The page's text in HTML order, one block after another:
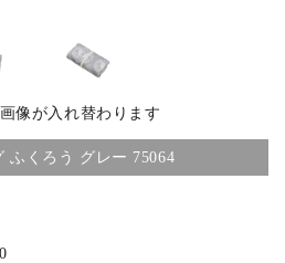
像が入れ替わります
ふくろう グレー 75064